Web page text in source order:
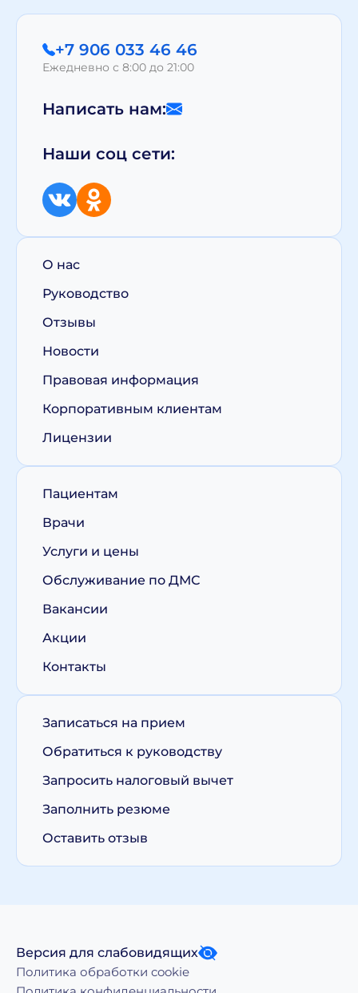
+7 906 033 46 46
Ежедневно с 8:00 до 21:00
Написать нам:
Наши соц сети:
О нас
Руководство
Отзывы
Новости
Правовая информация
Корпоративным клиентам
Лицензии
Пациентам
Врачи
Услуги и цены
Обслуживание по ДМС
Вакансии
Акции
Контакты
Записаться на прием
Обратиться к руководству
Запросить налоговый вычет
Заполнить резюме
Оставить отзыв
Версия для слабовидящих
Политика обработки cookie